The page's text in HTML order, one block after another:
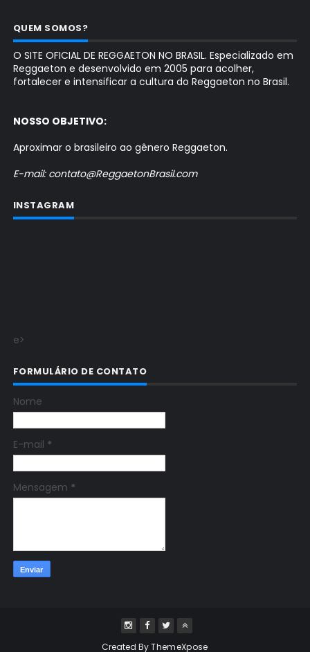
QUEM SOMOS?
O SITE OFICIAL DE REGGAETON NO BRASIL. Especializado em
Reggaeton e desenvolvido em 2005 para acolher,
fortalecer e intensificar a cultura do Reggaeton no Brasil.
NOSSO OBJETIVO:
Aproximar o brasileiro ao gênero Reggaeton.
E-mail: contato@ReggaetonBrasil.com
INSTAGRAM
e>
FORMULÁRIO DE CONTATO
Nome
E-mail *
Mensagem *
Created ByThemeXpose